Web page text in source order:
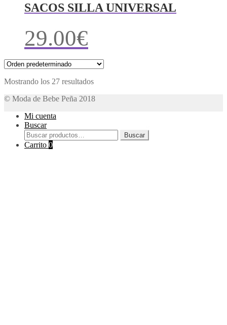
SACOS SILLA UNIVERSAL
29.00€
Mostrando los 27 resultados
© Moda de Bebe Peña 2018
Mi cuenta
Buscar
Buscar
por:
Buscar
Carrito 0